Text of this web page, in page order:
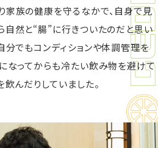
族の健康を守るなかで、自身で見
然と“腸”に行きついたのだと思い
分でもコンディションや体調管理を
なってからも冷たい飲み物を避けて
んだりしていました。